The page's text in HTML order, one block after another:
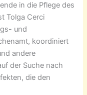
in die Pflege des
Tolga Cerci
und
koordiniert
andere
der Suche nach
die den